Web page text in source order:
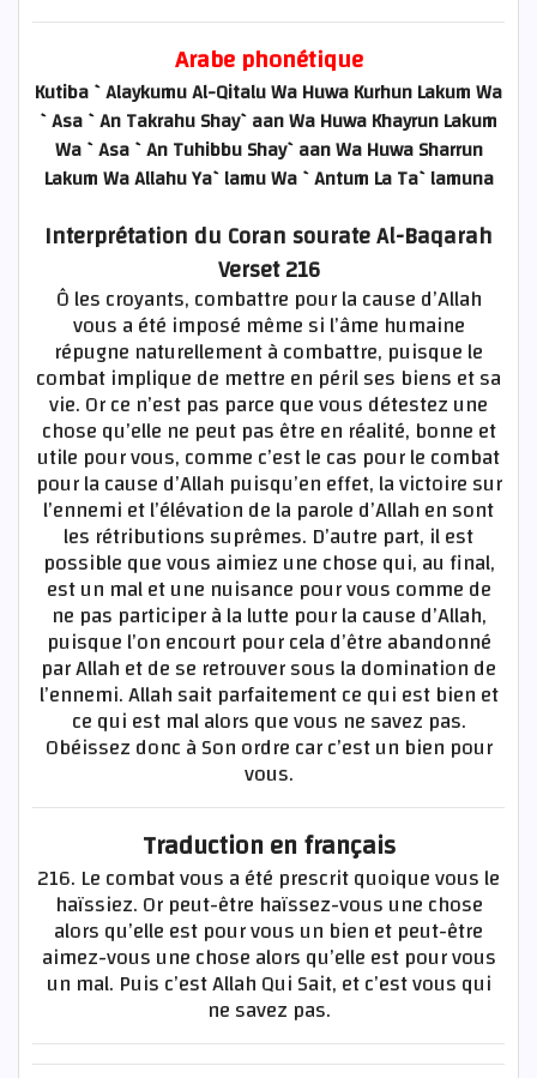
Arabe phonétique
Kutiba `Alaykumu Al-Qitalu Wa Huwa Kurhun Lakum Wa
`Asa `An Takrahu Shay`aan Wa Huwa Khayrun Lakum
Wa `Asa `An Tuhibbu Shay`aan Wa Huwa Sharrun
Lakum Wa Allahu Ya`lamu Wa `Antum La Ta`lamuna
Interprétation du Coran sourate Al-Baqarah
Verset 216
Ô les croyants, combattre pour la cause d’Allah
vous a été imposé même si l’âme humaine
répugne naturellement à combattre, puisque le
combat implique de mettre en péril ses biens et sa
vie. Or ce n’est pas parce que vous détestez une
chose qu’elle ne peut pas être en réalité, bonne et
utile pour vous, comme c’est le cas pour le combat
pour la cause d’Allah puisqu’en effet, la victoire sur
l’ennemi et l’élévation de la parole d’Allah en sont
les rétributions suprêmes. D’autre part, il est
possible que vous aimiez une chose qui, au final,
est un mal et une nuisance pour vous comme de
ne pas participer à la lutte pour la cause d’Allah,
puisque l’on encourt pour cela d’être abandonné
par Allah et de se retrouver sous la domination de
l’ennemi. Allah sait parfaitement ce qui est bien et
ce qui est mal alors que vous ne savez pas.
Obéissez donc à Son ordre car c’est un bien pour
vous.
Traduction en français
216. Le combat vous a été prescrit quoique vous le
haïssiez. Or peut-être haïssez-vous une chose
alors qu’elle est pour vous un bien et peut-être
aimez-vous une chose alors qu’elle est pour vous
un mal. Puis c’est Allah Qui Sait, et c’est vous qui
ne savez pas.